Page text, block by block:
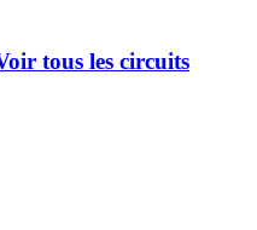
tous les circuits